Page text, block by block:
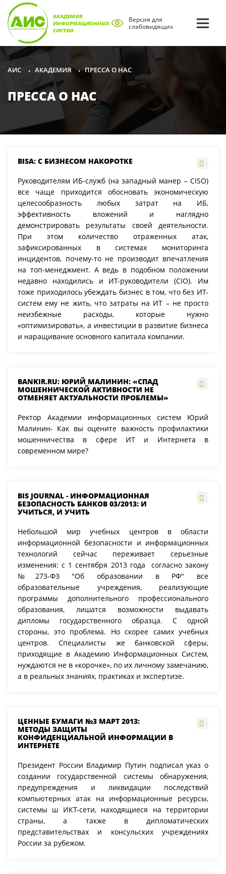
АКАДЕМИЯ
ИНФОРМАЦИОННЫХ
СИСТЕМ
Версия для
слабовидящих
АИС • АКАДЕМИЯ • ПРЕССА О НАС
ПРЕССА О НАС
BISA: С БИЗНЕСОМ НАКОРОТКЕ
Руководителям ИБ-служб (на западный манер – CISO)
все чаще приходится обосновать экономическую
целесообразность любых затрат на ИБ,
эффективность вложений и наглядно
демонстрировать результаты своей деятельности.
При этом количество отраженных атак,
зафиксированных в системах мониторинга
инцидентов, почему-то не производит впечатления
на топ-менеджмент. А ведь в подобном положении
недавно находились и ИТ-руководители (CIO). Им
тоже приходилось убеждать бизнес в том, что без ИТ-
систем ему не жить, что затраты на ИТ – не просто
неизбежные расходы, которые нужно
«оптимизировать», а инвестиции в развитие бизнеса
и наращивание основного капитала компании.
BANKIR.RU: ЮРИЙ МАЛИНИН: «СПАД
МОШЕННИЧЕСКОЙ АКТИВНОСТИ НЕ
ОТМЕНЯЕТ АКТУАЛЬНОСТИ ПРОБЛЕМЫ»
Ректор Академии информационных систем Юрий
Малинин- Как вы оцените важность профилактики
мошенничества в сфере ИТ и Интернета в
современном мире?
BIS JOURNAL - ИНФОРМАЦИОННАЯ
БЕЗОПАСНОСТЬ БАНКОВ 03/2013: И
УЧИТЬСЯ, И УЧИТЬ
Небольшой мир учебных центров в области
информационной безопасности и информационных
технологий сейчас переживает серьезные
изменения: с 1 сентября 2013 года согласно закону
№273-ФЗ "Об образовании в РФ" все
образовательные учреждения, реализующие
программы дополнительного профессионального
образования, лишатся возможности выдавать
дипломы государственного образца. С одной
стороны, это проблема. Но скорее самих учебных
центров. Специалисты же банковской сферы,
приходящие в Академию Информационных Систем,
нуждаются не в «корочке», по их личному замечанию,
а в реальных знаниях, практиках и экспертизе.
ЦЕННЫЕ БУМАГИ №3 МАРТ 2013:
МЕТОДЫ ЗАЩИТЫ
КОНФИДЕНЦИАЛЬНОЙ ИНФОРМАЦИИ В
ИНТЕРНЕТЕ
Президент России Владимир Путин подписал указ о
создании государственной системы обнаружения,
предупреждения и ликвидации последствий
компьютерных атак на информационные ресурсы,
системы ш ИКТ-сети, находящиеся на территории
страны, а также в дипломатических
представительствах и консульских учреждениях
России за рубежом.